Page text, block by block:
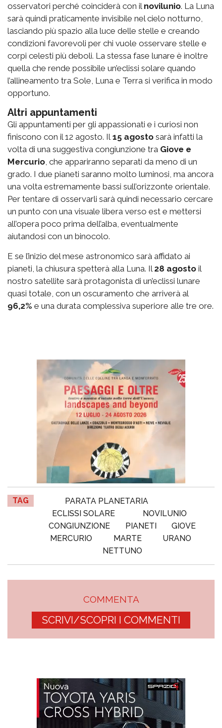
osservatori perché coinciderà con il novilunio. La Luna
sarà quindi praticamente invisibile nel cielo notturno,
lasciando più spazio alla luce delle stelle e creando
condizioni favorevoli per chi vuole osservare stelle e
corpi celesti più deboli. La stessa fase lunare è inoltre
quella che rende possibile un’eclissi solare quando
l’allineamento tra Sole, Luna e Terra si verifica in modo
opportuno.
Altri appuntamenti
Gli appuntamenti per gli appassionati e i curiosi non
finiscono con il 12 agosto. Il 15 agosto sarà infatti la
volta di una suggestiva congiunzione tra Giove e
Mercurio , che appariranno separati da meno di un
grado. I due pianeti saranno molto luminosi, ma ancora
una volta estremamente bassi sull’orizzonte orientale.
Per tentare di osservarli sarà quindi necessario cercare
un punto con una visuale libera verso est e mettersi
all’opera poco prima dell’alba, eventualmente
aiutandosi con un binocolo.
E se l’inizio del mese astronomico sarà affidato ai
pianeti, la chiusura spetterà alla Luna. Il 28 agosto il
nostro satellite sarà protagonista di un’eclissi lunare
quasi totale, con un oscuramento che arriverà al
96,2% e una durata complessiva superiore alle tre ore.
TAG
PARATA PLANETARIA
ECLISSI SOLARE
NOVILUNIO
CONGIUNZIONE
PIANETI
GIOVE
MERCURIO
MARTE
URANO
NETTUNO
COMMENTA
SCRIVI/SCOPRI I COMMENTI